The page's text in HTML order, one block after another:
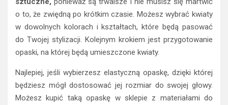
o to, że zwiędną po krótkim czasie. Możesz wybrać kwiaty
w dowolnych kolorach i kształtach, które będą pasować
do Twojej stylizacji. Kolejnym krokiem jest przygotowanie
opaski, na której będą umieszczone kwiaty.
Najlepiej, jeśli wybierzesz elastyczną opaskę, dzięki której
będziesz mógł dostosować jej rozmiar do swojej głowy.
Możesz kupić taką opaskę w sklepie z materiałami do